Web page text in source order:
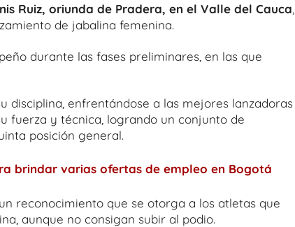
Ruiz, oriunda de Pradera, en el Valle del Cauca,
de jabalina femenina.
durante las fases preliminares, en las que
disciplina, enfrentándose a las mejores lanzadoras
fuerza y técnica, logrando un conjunto de
posición general.
brindar varias ofertas de empleo en Bogotá
reconocimiento que se otorga a los atletas que
aunque no consigan subir al podio.